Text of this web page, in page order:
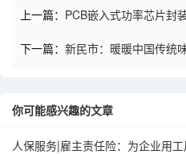
上一篇： PCB嵌入式功率芯片封
下一篇： 新民市：暖暖中国传统
你可能感兴趣的文章
人保服务|雇主责任险：为企业用